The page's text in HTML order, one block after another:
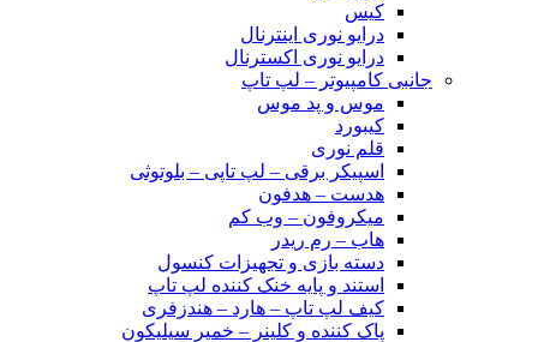
کیس
درایو نوری اینترنال
درایو نوری اکسترنال
جانبی کامپیوتر – لپ تاپ
موس و پد موس
کیبورد
قلم نوری
اسپیکر برقی – لپ تاپی – بلوتوثی
هدست – هدفون
میکروفون – وب کم
هاب – رم ریدر
دسته بازی و تجهیزات کنسول
استند و پایه خنک کننده لپ تاپ
کیف لپ تاپ – هارد – هندزفری
پاک کننده و کلینر – خمیر سیلیکون